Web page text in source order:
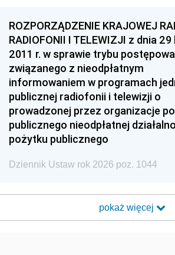
ROZPORZĄDZENIE KRAJOWEJ
RADIOFONII I TELEWIZJI z dnia
2011 r. w sprawie trybu
związanego z nieodpłatnym
informowaniem w programach
publicznej radiofonii i telewizji o
prowadzonej przez organizacje
publicznego nieodpłatnej
pożytku publicznego
Dziennik Ustaw rok 2026 poz. 1044
pokaż więcej